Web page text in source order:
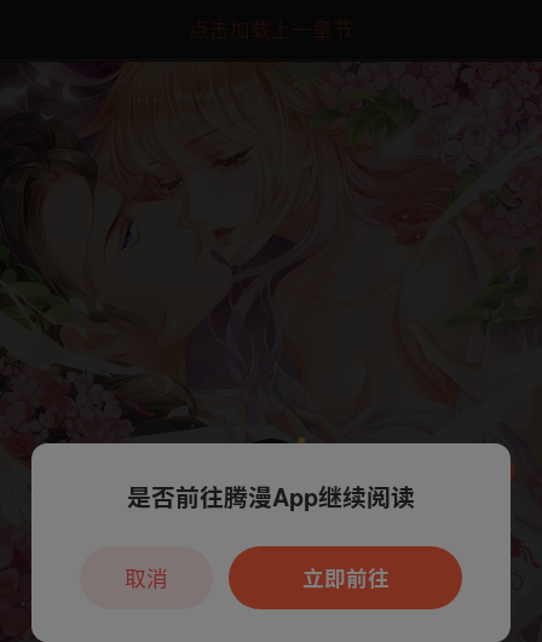
点击加载上一章节
本章节仅支持App阅读，可打开App新用
户7天免费看
是否前往腾漫App继续阅读
立即前往
取消